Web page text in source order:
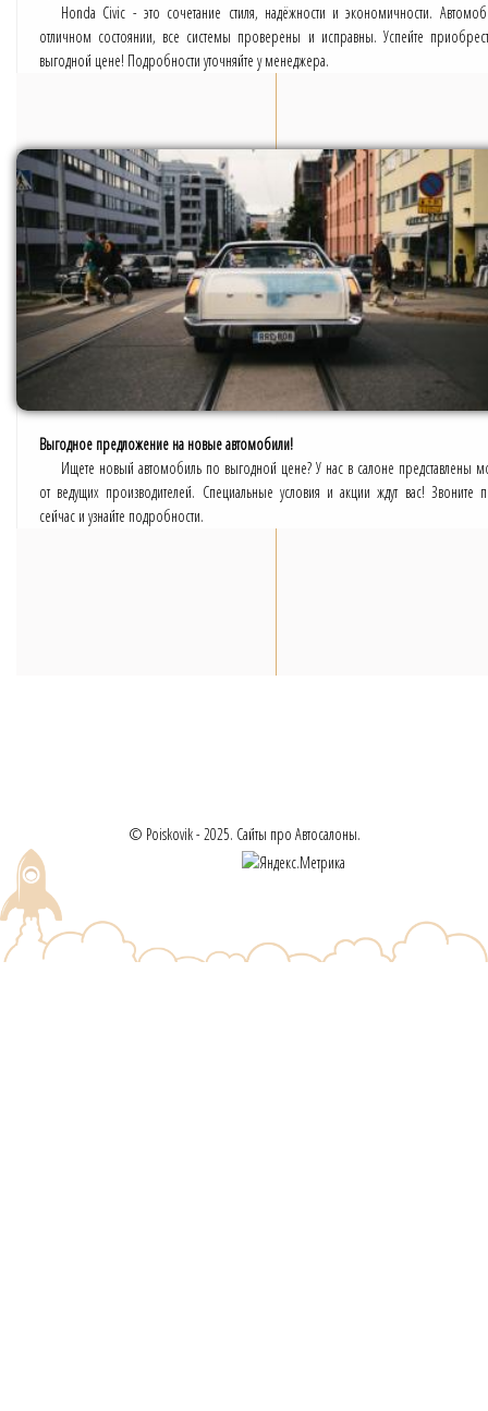
Honda Civic - это сочетание стиля, надёжности и экономичности.
отличном состоянии, все системы проверены и исправны. Успейте
выгодной цене! Подробности уточняйте у менеджера.
Выгодное предложение на новые автомобили!
Ищете новый автомобиль по выгодной цене? У нас в салоне представлены
от ведущих производителей. Специальные условия и акции ждут вас! Звоните
сейчас и узнайте подробности.
© Poiskovik - 2025. Сайты про Автосалоны.